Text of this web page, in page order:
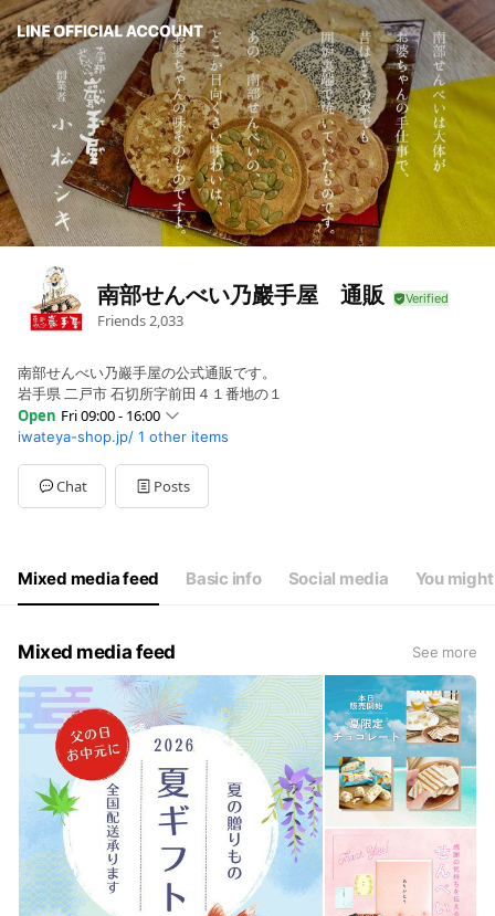
南部せんべい乃巖手屋 通販
Friends2,033
南部せんべい乃巖手屋の公式通販です。
岩手県 二戸市 石切所字前田４１番地の１
Open Fri 09:00 - 16:00
SunClosed
Mon09:00 - 16:00
Tue09:00 - 16:00
Wed09:00 - 16:00
Sat
土・日・祝日、お盆期間、年末年始はお休みです。
iwateya-shop.jp/ 1 other items
Chat Posts
Mixed media feed Basic info Social media You
Mixed media feed See more